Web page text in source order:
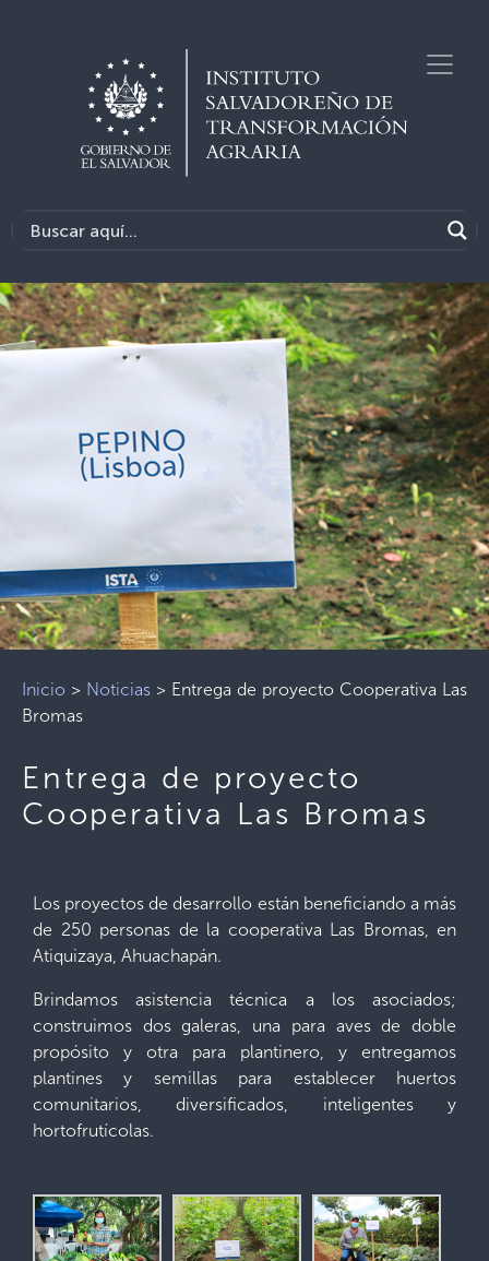
Inicio > Noticias > Entrega de proyecto Cooperativa Las
Bromas
Entrega de proyecto
Cooperativa Las Bromas
Los proyectos de desarrollo están beneficiando a más
de 250 personas de la cooperativa Las Bromas, en
Atiquizaya, Ahuachapán.
Brindamos asistencia técnica a los asociados;
construimos dos galeras, una para aves de doble
propósito y otra para plantinero, y entregamos
plantines y semillas para establecer huertos
comunitarios, diversificados, inteligentes y
hortofrutícolas.